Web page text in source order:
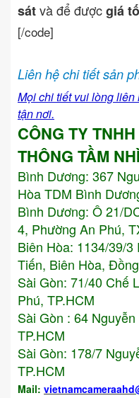
sátvà để đượcgiá
[/code]
Liên hệ chi tiết sản
Mọi chi tiết vui lòng
tận nơi.
CÔNG TY
THÔNG TẦM
Bình Dương: 367
Hòa TDM Bình
Bình Dương: Ô 21/
4, Phường An Phú,
Biên Hòa: 1134/39/3
Tiến, Biên Hòa,
Sài Gòn: 71/40 Chế
Phú, TP.HCM
Sài Gòn : 64
TP.HCM
Sài Gòn: 178/7
TP.HCM
Mail: vietnamcameraahd